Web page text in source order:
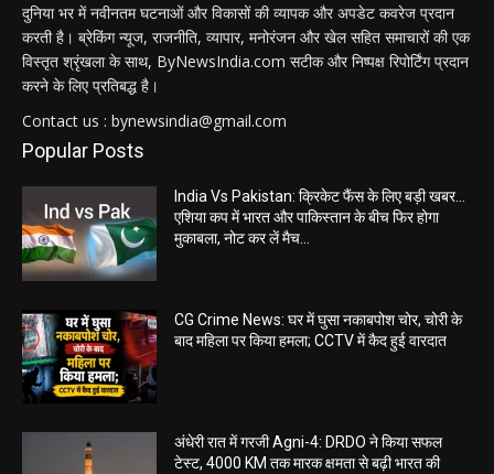
दुनिया भर में नवीनतम घटनाओं और विकासों की व्यापक और अपडेट कवरेज प्रदान
करती है। ब्रेकिंग न्यूज, राजनीति, व्यापार, मनोरंजन और खेल सहित समाचारों की एक
विस्तृत श्रृंखला के साथ, ByNewsIndia.com सटीक और निष्पक्ष रिपोर्टिंग प्रदान
करने के लिए प्रतिबद्ध है।
Contact us : bynewsindia@gmail.com
Popular Posts
India Vs Pakistan: क्रिकेट फैंस के लिए बड़ी खबर…
एशिया कप में भारत और पाकिस्तान के बीच फिर होगा
मुकाबला, नोट कर लें मैच...
CG Crime News: घर में घुसा नकाबपोश चोर, चोरी के
बाद महिला पर किया हमला; CCTV में कैद हुई वारदात
अंधेरी रात में गरजी Agni-4: DRDO ने किया सफल
टेस्ट, 4000 KM तक मारक क्षमता से बढ़ी भारत की